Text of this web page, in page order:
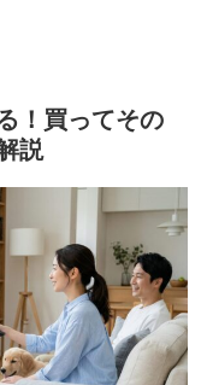
！買ってその
説